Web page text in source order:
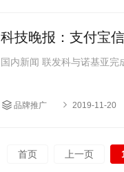
科技晚报：支付宝
国内新闻 联发科与诺基亚完
品牌推广 2019-11-20
首页 上一页